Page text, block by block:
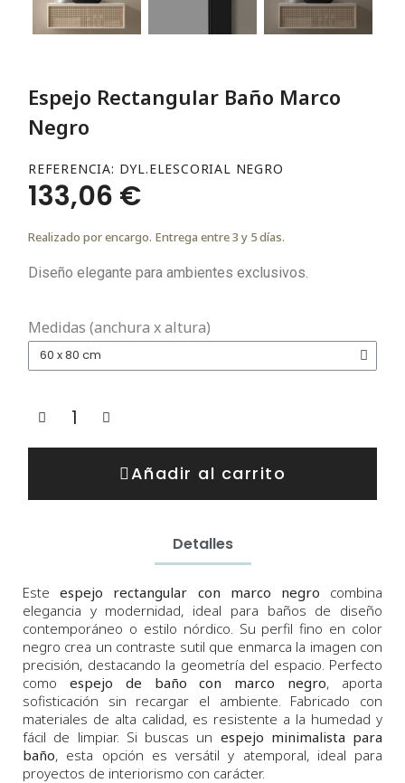
Espejo Rectangular Baño Marco
Negro
REFERENCIA DYL.ELESCORIAL NEGRO
133,06 €
Realizado por encargo. Entrega entre 3 y 5 días.
Diseño elegante para ambientes exclusivos.
Medidas (anchura x altura)
Añadir al carrito
Detalles
Esteespejo rectangular con marco negro combina
elegancia y modernidad, ideal para baños de diseño
contemporáneo o estilo nórdico. Su perfil fino en color
negro crea un contraste sutil que enmarca la imagen con
precisión, destacando la geometría del espacio. Perfecto
como espejo de baño con marco negro, aporta
sofisticación sin recargar el ambiente. Fabricado con
materiales de alta calidad, es resistente a la humedad y
fácil de limpiar. Si buscas un espejo minimalista para
baño, esta opción es versátil y atemporal, ideal para
proyectos de interiorismo con carácter.